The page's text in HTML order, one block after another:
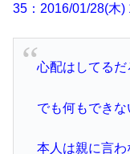
35：2016/01/28(木)
心配はしてるだ
でも何もできな
本人は親に言わ